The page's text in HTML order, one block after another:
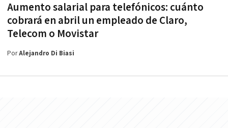
Aumento salarial para telefónicos: cuánto
cobrará en abril un empleado de Claro,
Telecom o Movistar
PorAlejandro Di Biasi